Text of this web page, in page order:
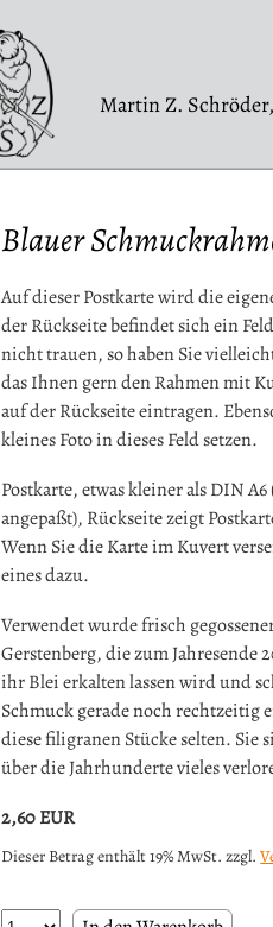
Martin Z.
Blauer
Auf dieser Postkarte wird die
der Rückseite befindet sich ein
nicht trauen, so haben Sie
das Ihnen gern den Rahmen mit
auf der Rückseite eintragen.
kleines Foto in dieses Feld setzen.
Postkarte, etwas kleiner als DIN
angepaßt), Rückseite zeigt
Wenn Sie die Karte im Kuvert
eines dazu.
Verwendet wurde frisch
Gerstenberg, die zum Jahresende
ihr Blei erkalten lassen wird und
Schmuck gerade noch rechtzeitig
diese filigranen Stücke selten. Sie
über die Jahrhunderte vieles
2,60EUR
Dieser Betrag enthält 19% MwSt. zzgl.